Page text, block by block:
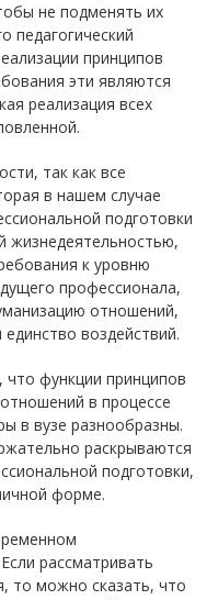
не подменять их
педагогический
принципов
эти являются
реализация всех
так как все
в нашем случае
подготовки
жизнедеятельностью,
к уровню
профессионала,
отношений,
воздействий.
функции принципов
в процессе
в вузе разнообразны.
раскрываются
подготовки,
форме.
рассматривать
то можно сказать, что